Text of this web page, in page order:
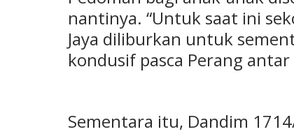
nantinya. “Untuk saat ini
Jaya diliburkan untuk
kondusif pasca Perang
Sementara itu, Dandim